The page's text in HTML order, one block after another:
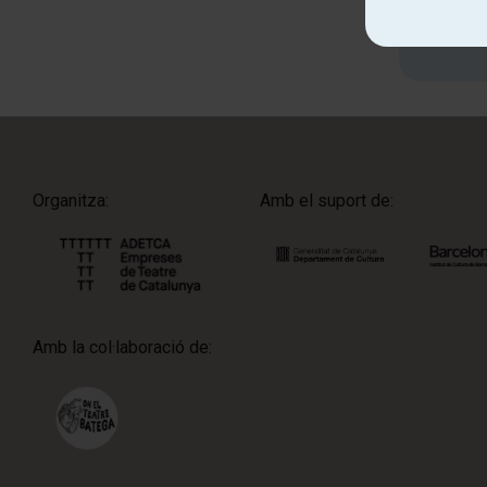
Organitza: Amb el suport de:
Amb la col·laboració de: